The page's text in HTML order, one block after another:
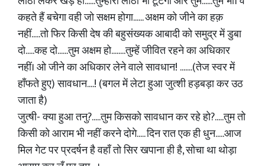
कहते हैं बचेगा वही जो सक्षम होगा...... अक्षम को जीने का हक़
नहीं.....तो फिर किसी देष की बहुसंख्यक आबादी को समुद्र में डुबा
दो.....कह दो......तुम अक्षम हो........तुम्हें जीवित रहने का अधिकार
नहीं। ओ जीने का अधिकार लेने वाले सावधान! .......(तेज स्वर में
हाँफते हुए) सावधान....! (बगल में लेटा हुआ जुत्शी हड़बड़ा कर उठ
जाता है)
जुत्षी- क्या हुआ तनु?.....तुम किसको सावधान कर रहे हो?.....तुम तो
किसी को आराम भी नहीं करने दोगे..... दिन रात एक ही धुन.....आज
मिल गेट पर प्रदर्षन है वहाँ तो सिर खपाना ही है, सोचा था थोड़ा